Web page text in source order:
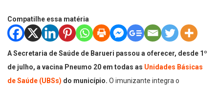
Compatilhe essa matéria
A Secretaria de Saúde de Barueri passou a oferecer, desde 1º
de julho, a vacina Pneumo 20 em todas as Unidades Básicas
de Saúde (UBSs) do município. O imunizante integra o